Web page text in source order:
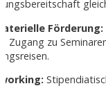
Förderung:
Zugang zu